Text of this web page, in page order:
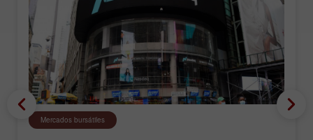
Mercados bursátiles